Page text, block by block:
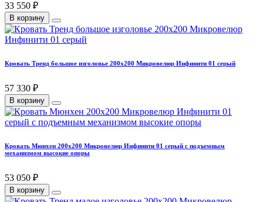
33 550 ₽
В корзину
Кровать Тренд большое изголовье 200х200 Микровелюр Инфинити 01 серый
57 330 ₽
В корзину
Кровать Мюнхен 200х200 Микровелюр Инфинити 01 серый с подъемным
механизмом высокие опоры
53 050 ₽
В корзину